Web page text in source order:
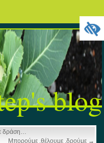
blog
δράση…
Μπορούμε ,θέλουμε ,δρούμε→